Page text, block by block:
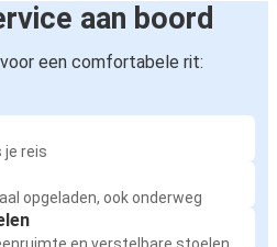
aan boord
een comfortabele rit:
je reis
opgeladen, ook onderweg